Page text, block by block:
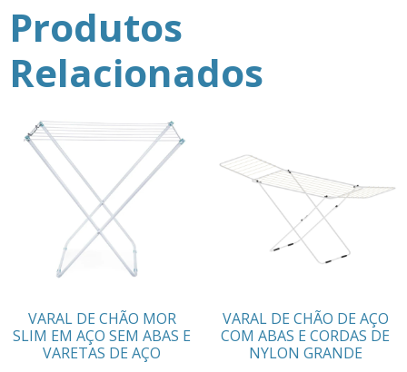
Produtos
Relacionados
VARAL DE CHÃO MOR
SLIM EM AÇO SEM ABAS E
VARETAS DE AÇO
VARAL DE CHÃO DE AÇO
COM ABAS E CORDAS DE
NYLON GRANDE